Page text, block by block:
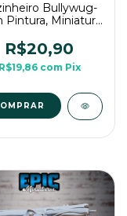
Bullywug-
Pintura, Miniatura
Mesa
R$20,90
R$19,86 com Pix